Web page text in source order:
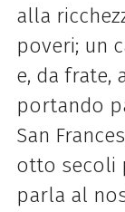
alla
poveri; un
e, da frate,
portando
San
otto secoli
parla al